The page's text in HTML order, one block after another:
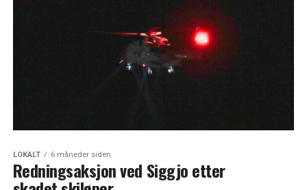
LOKALT 6 måneder siden
Redningsaksjon ved Siggjo etter